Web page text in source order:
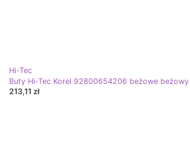
Hi-Tec
Buty Hi-Tec Korel 92800654206 beżowe beżowy
213,11 zł